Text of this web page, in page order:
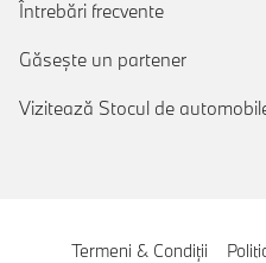
Întrebări frecvente
Găseşte un partener
Vizitează Stocul de
Termeni & Condiţii